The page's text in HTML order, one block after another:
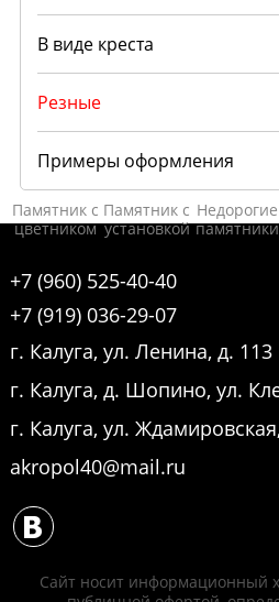
В виде креста
Резные
Примеры оформления
Памятник с
цветником
Памятник с
установкой
Недорогие
памятники
+7 (960) 525-40-40
+7 (919) 036-29-07
г. Калуга, ул. Ленина, д. 113
г. Калуга, д. Шопино, ул.
г. Калуга, ул.
akropol40@mail.ru
Сайт носит информационный